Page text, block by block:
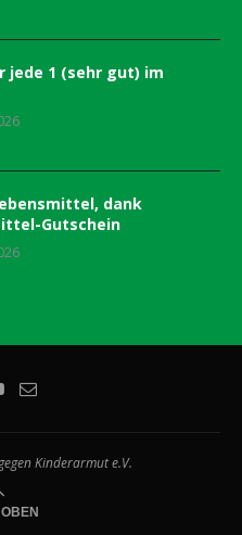
jede 1 (sehr gut) im
dank
Gutschein
Kinderarmut e.V.